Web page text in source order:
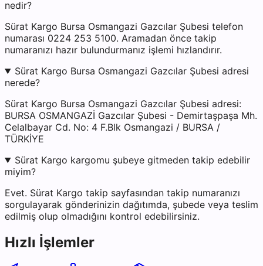
nedir?
Sürat Kargo Bursa Osmangazi Gazcılar Şubesi telefon
numarası 0224 253 5100. Aramadan önce takip
numaranızı hazır bulundurmanız işlemi hızlandırır.
Sürat Kargo Bursa Osmangazi Gazcılar Şubesi adresi
nerede?
Sürat Kargo Bursa Osmangazi Gazcılar Şubesi adresi:
BURSA OSMANGAZİ Gazcılar Şubesi - Demirtaşpaşa Mh.
Celalbayar Cd. No: 4 F.Blk Osmangazi / BURSA /
TÜRKİYE
Sürat Kargo kargomu şubeye gitmeden takip edebilir
miyim?
Evet. Sürat Kargo takip sayfasından takip numaranızı
sorgulayarak gönderinizin dağıtımda, şubede veya teslim
edilmiş olup olmadığını kontrol edebilirsiniz.
Hızlı İşlemler